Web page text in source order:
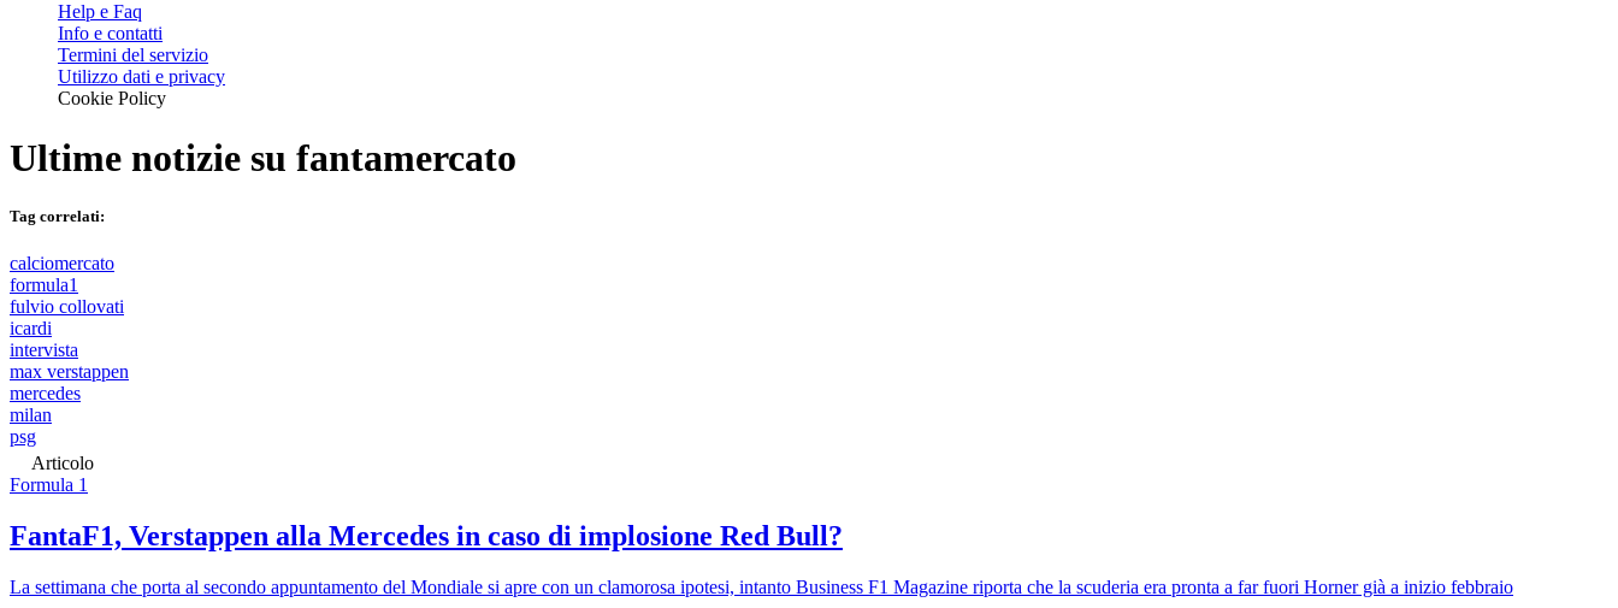
Help e Faq
Info e contatti
Termini del servizio
Utilizzo dati e privacy
Cookie Policy
Ultime notizie su fantamercato
Tag correlati:
calciomercato
formula1
fulvio collovati
icardi
intervista
max verstappen
mercedes
milan
psg
Articolo
Formula 1
FantaF1, Verstappen alla Mercedes in caso di implosione Red Bull?
La settimana che porta al secondo appuntamento del Mondiale si apre con un clamorosa ipotesi, intanto Business F1 Magazine riporta che la scuderia era pronta a far fuori Horner già a inizio febbraio